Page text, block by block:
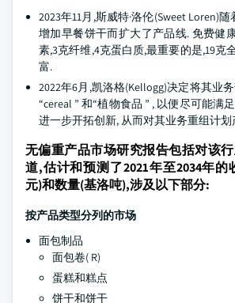
2023年11月,斯威特·洛伦(Sweet Loren)随
增加早餐饼干而扩大了产品线. 免费健
素,3克纤维,4克蛋白质,最重要的是,19克
富.
2022年6月,凯洛格(Kellogg)决定将其业务
“cereal ” 和“植物食品 ” , 以便尽可能满
进一步开拓创新, 从而对其业务重组计划
无偏重产品市场研究报告包括对该
道,估计和预测了2021年至2034年的
元)和数量(基洛吨),涉及以下部分:
按产品类型分列的市场
面包制品
面包卷( R)
蛋糕和糕点
饼干和饼干